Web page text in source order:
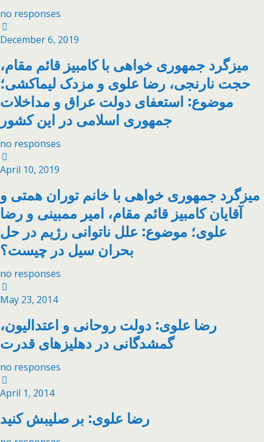
no responses
December 6, 2019
میزگرد جمهوری خواهی با کامبیز قائم مقام،
حجت نارنجی، رضا علوی و مزدک لیماکشی؛
موضوع: استعفای دولت عراق و مداخلات
جمهوری اسلامی در این کشور
no responses
April 10, 2019
میزگرد جمهوری خواهی با خانم توران همتی و
آقایان کامبیز قائم مقام، امیر ممبینی و رضا
علوی؛ موضوع: علل ناتوانی رژیم در حل
بحران سیل در چیست؟
no responses
May 23, 2014
رضا علوی: دولت روحانی و اعتدالیون،
گمشدگانی در دهلیزهای قدرت
no responses
April 1, 2014
رضا علوی: بر صليبش كنيد